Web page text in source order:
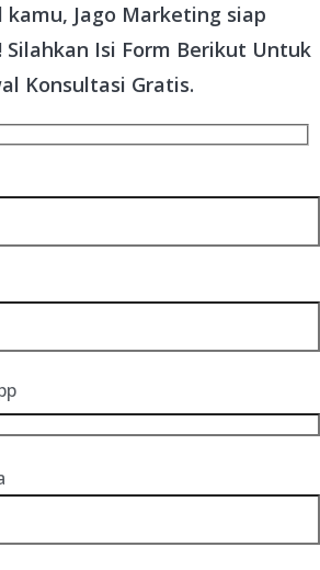
kamu, Jago Marketing siap
Isi Form Berikut Untuk
Konsultasi Gratis.